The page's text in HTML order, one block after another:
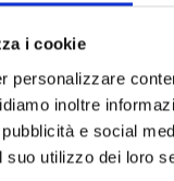
i cookie
personalizzare
inoltre
e social
suo utilizzo dei loro